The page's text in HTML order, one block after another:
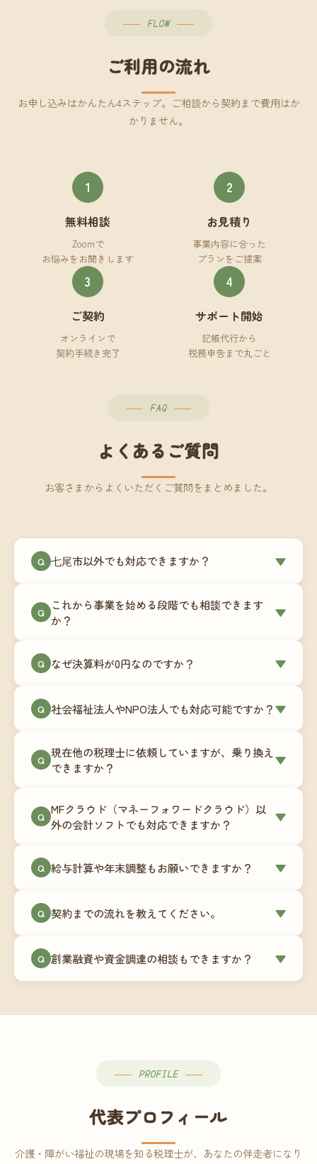
FLOW
ご利用の流れ
お申し込みはかんたん4ステップ。ご相談から契約まで費用はか
かりません。
1
無料相談
Zoomで
お悩みをお聞きします
2
お見積り
事業内容に合った
プランをご提案
3
ご契約
オンラインで
契約手続き完了
4
サポート開始
記帳代行から
税務申告まで丸ごと
FAQ
よくあるご質問
お客さまからよくいただくご質問をまとめました。
Q 七尾市以外でも対応できますか？ ▼
やチャットツールを使ったオンラインでのやり取
りが中心ですので、地域を問わずサポート可能で
業者さまにご利用いただいています。
Q
これから事業を始める段階でも相談できます
か？
▼
180,000円〜）をご用意しています。事業計画の段
談にも対応しています。
Q なぜ決算料が0円なのですか？ ▼
次で進めています。そのため、決算時に追加の作
リプション型の料金体系を実現しています。年間
コストが事前にわかるので、資金繰りの見通しも
Q 社会福祉法人やNPO法人でも対応可能ですか？▼
は営利法人とは会計基準や監査要件が異なるた
め、別途お見積りとなります。まずはお気軽にご
Q 現在他の税理士に依頼していますが、乗り換え
できますか？
▼
ます。前任の税理士事務所との連携や、過去の帳
簿データの移行もお手伝いします。決算期のタイ
での変更も対応可能です。
Q MFクラウド（マネーフォワードクラウド）以
外の会計ソフトでも対応できますか？
▼
供しています。これから会計ソフトを導入される
します。freee・弥生会計等をご利用中の場合は、
Q 給与計算や年末調整もお願いできますか？ ▼
怠集計あり／5名まで）は月額15,000円〜、年末調
す。人数が増える場合は別途お見積りします。
Q 契約までの流れを教えてください。 ▼
（30〜60分）でご事業内容・ご要望のヒアリング
→ ③お見積り・ご契約 → ④MFクラウドの初期設
談から契約まで費用は発生しませんので、お気軽
Q 創業融資や資金調達の相談もできますか？ ▼
PROFILE
代表プロフィール
介護・障がい福祉の現場を知る税理士が、あなたの伴走者になり